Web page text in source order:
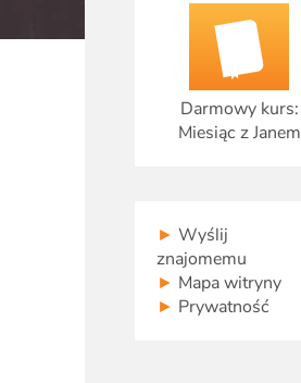
Darmowy kurs:
Miesiąc z Janem
► Wyślij
znajomemu
► Mapa witryny
► Prywatność